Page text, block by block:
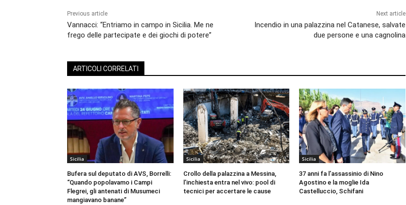
Previous article
Vannacci: “Entriamo in campo in Sicilia. Me ne
frego delle partecipate e dei giochi di potere”
Next article
Incendio in una palazzina nel Catanese, salvate
due persone e una cagnolina
ARTICOLI CORRELATI
Sicilia
Bufera sul deputato di AVS, Borrelli:
“Quando popolavamo i Campi
Flegrei, gli antenati di Musumeci
mangiavano banane”
Sicilia
Crollo della palazzina a Messina,
l’inchiesta entra nel vivo: pool di
tecnici per accertare le cause
Sicilia
37 anni fa l’assassinio di Nino
Agostino e la moglie Ida
Castelluccio, Schifani